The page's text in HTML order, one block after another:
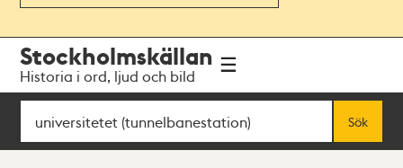
navigationen
huvudinnehållet
Stockholmskällan
Historia i ord, ljud och bild
Sök
Sök